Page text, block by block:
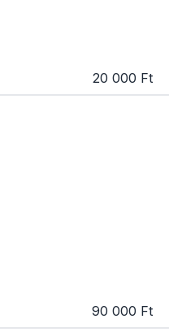
20 000 Ft
90 000 Ft